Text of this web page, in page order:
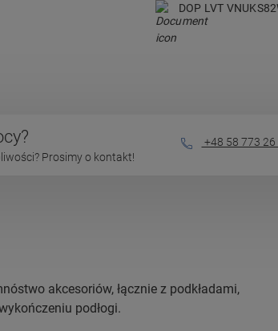
DOP LVT
Prosimy o kontakt!
+48 58 773 26
akcesoriów, łącznie z podkładami,
podłogi.